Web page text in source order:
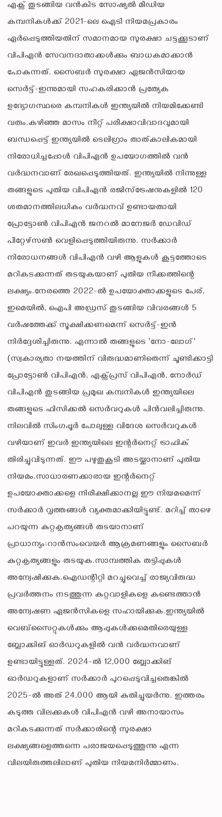
എക്സ് തുടങ്ങിയ വൻകിട സോഷ്യൽ മീഡിയ
കമ്പനികൾക്ക് 2021-ലെ ഐടി നിയമപ്രകാരം
ഏർപ്പെടുത്തിയതിന് സമാനമായ സുരക്ഷാ ചട്ടക്കൂടാണ്
വിപിഎൻ സേവനദാതാക്കൾക്കും ബാധകമാക്കാൻ
പോകുന്നത്. സൈബർ സുരക്ഷാ ഏജൻസിയായ
സെർട്ട്-ഇന്നുമായി സഹകരിക്കാൻ പ്രത്യേക
ഉദ്യോഗസ്ഥരെ കമ്പനികൾ ഇന്ത്യയിൽ നിയമിക്കേണ്ടി
വരും.കഴിഞ്ഞ മാസം നീറ്റ് പരീക്ഷാവിവാദവുമായി
ബന്ധപ്പെട്ട് ഇന്ത്യയിൽ ടെലിഗ്രാം താത്കാലികമായി
നിരോധിച്ചപ്പോൾ വിപിഎൻ ഉപയോഗത്തിൽ വൻ
വർദ്ധനവാണ് രേഖപ്പെടുത്തിയത്. ഇന്ത്യയിൽ നിന്നുള്ള
തങ്ങളുടെ പുതിയ വിപിഎൻ രജിസ്ട്രേഷനുകളിൽ 120
ശതമാനത്തിലധികം വർദ്ധനവ് ഉണ്ടായതായി
പ്രോട്ടോൺ വിപിഎൻ ജനറൽ മാനേജർ ഡേവിഡ്
പീറ്റേഴ്സൺ വെളിപ്പെടുത്തിയിരുന്നു. സർക്കാർ
നിരോധനങ്ങൾ വിപിഎൻ വഴി ആളുകൾ കൂട്ടത്തോടെ
മറികടക്കുന്നത് തടയുകയാണ് പുതിയ നീക്കത്തിന്റെ
ലക്ഷ്യം.നേരത്തെ 2022-ൽ ഉപയോക്താക്കളുടെ പേര്,
ഇമെയിൽ, ഐപി അഡ്രസ് തുടങ്ങിയ വിവരങ്ങൾ 5
വർഷത്തേക്ക് സൂക്ഷിക്കണമെന്ന് സെർട്ട്-ഇൻ
നിർദ്ദേശിച്ചിരുന്നു. എന്നാൽ തങ്ങളുടെ 'നോ-ലോഗ്'
(സ്വകാര്യതാ നയത്തിന് വിരുദ്ധമാണിതെന്ന് ചൂണ്ടിക്കാട്ടി
പ്രോട്ടോൺ വിപിഎൻ, എക്സ്പ്രസ് വിപിഎൻ, നോർഡ്
വിപിഎൻ തുടങ്ങിയ പ്രമുഖ കമ്പനികൾ ഇന്ത്യയിലെ
തങ്ങളുടെ ഫിസിക്കൽ സെർവറുകൾ പിൻവലിച്ചിരുന്നു.
നിലവിൽ സിംഗപ്പൂർ പോലുള്ള വിദേശ സെർവറുകൾ
വഴിയാണ് ഇവർ ഇന്ത്യയിലെ ഇന്റർനെറ്റ് ട്രാഫിക്
തിരിച്ചുവിടുന്നത്. ഈ പഴുതുകൂടി അടയ്ക്കാനാണ് പുതിയ
നിയമം.സാധാരണക്കാരായ ഇന്റർനെറ്റ്
ഉപയോക്താക്കളെ നിരീക്ഷിക്കാനല്ല ഈ നിയമമെന്ന്
സർക്കാർ വൃത്തങ്ങൾ വ്യക്തമാക്കിയിട്ടുണ്ട്. മറിച്ച് താഴെ
പറയുന്ന കുറ്റകൃത്യങ്ങൾ തടയാനാണ്
പ്രാധാന്യം:റാൻസംവെയർ ആക്രമണങ്ങളും സൈബർ
കുറ്റകൃത്യങ്ങളും തടയുക.സാമ്പത്തിക തട്ടിപ്പുകൾ
അന്വേഷിക്കുക.ഐഡന്റിറ്റി മറച്ചുവെച്ച് രാജ്യവിരുദ്ധ
പ്രവർത്തനം നടത്തുന്ന കുറ്റവാളികളെ കണ്ടെത്താൻ
അന്വേഷണ ഏജൻസികളെ സഹായിക്കുക.ഇന്ത്യയിൽ
വെബ്‌സൈറ്റുകൾക്കും ആപ്പുകൾക്കുമെതിരെയുള്ള
ബ്ലോക്കിങ് ഓർഡറുകളിൽ വൻ വർദ്ധനവാണ്
ഉണ്ടായിട്ടുള്ളത്. 2024-ൽ 12,000 ബ്ലോക്കിങ്
ഓർഡറുകളാണ് സർക്കാർ പുറപ്പെടുവിച്ചതെങ്കിൽ
2025-ൽ അത് 24,000 ആയി കുതിച്ചുയർന്നു. ഇത്തരം
കടുത്ത വിലക്കുകൾ വിപിഎൻ വഴി അനായാസം
മറികടക്കുന്നത് സർക്കാരിന്റെ സുരക്ഷാ
ലക്ഷ്യങ്ങളെത്തന്നെ പരാജയപ്പെടുത്തുന്നു എന്ന
വിലയിരുത്തലിലാണ് പുതിയ നിയമനിർമ്മാണം.